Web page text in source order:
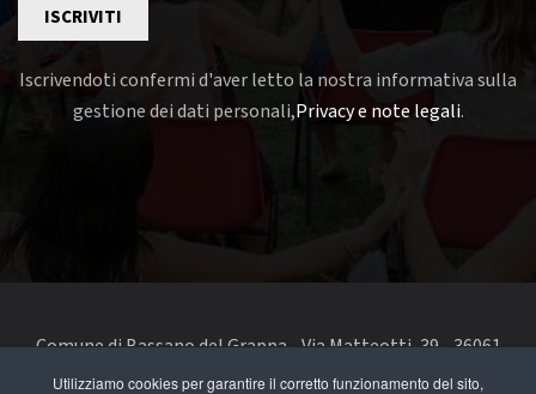
Utilizziamo cookies per garantire il corretto funzionamento del sito,
ISCRIVITI
Iscrivendoti confermi d'aver letto la nostra informativa sulla
gestione dei dati personali,Privacy e note legali.
Comune di Bassano del Grappa - Via Matteotti, 39 - 36061
Bassano del Grappa VI - Telefono 0424 519111 - codice fiscale